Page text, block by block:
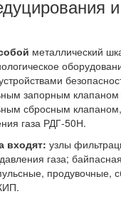
металлический
запорным клапаном
сбросным клапаном,
газа РДГ-50Н.
входят: узлы
газа;
продувочные,